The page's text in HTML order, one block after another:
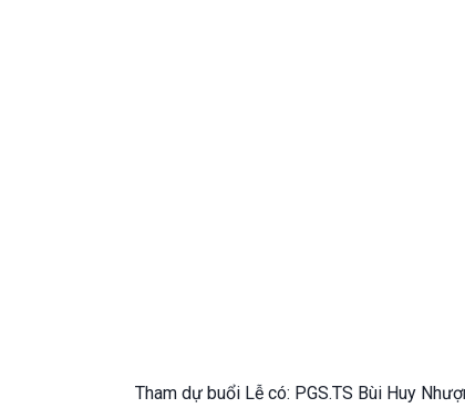
Tham dự buổi Lễ có: PGS.TS Bùi Huy